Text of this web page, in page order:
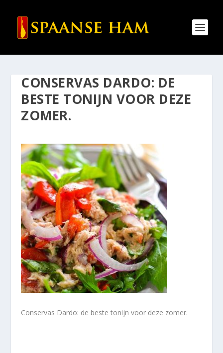
CONSERVAS DARDO: DE
BESTE TONIJN VOOR DEZE
ZOMER.
Conservas Dardo: de beste tonijn voor deze zomer.